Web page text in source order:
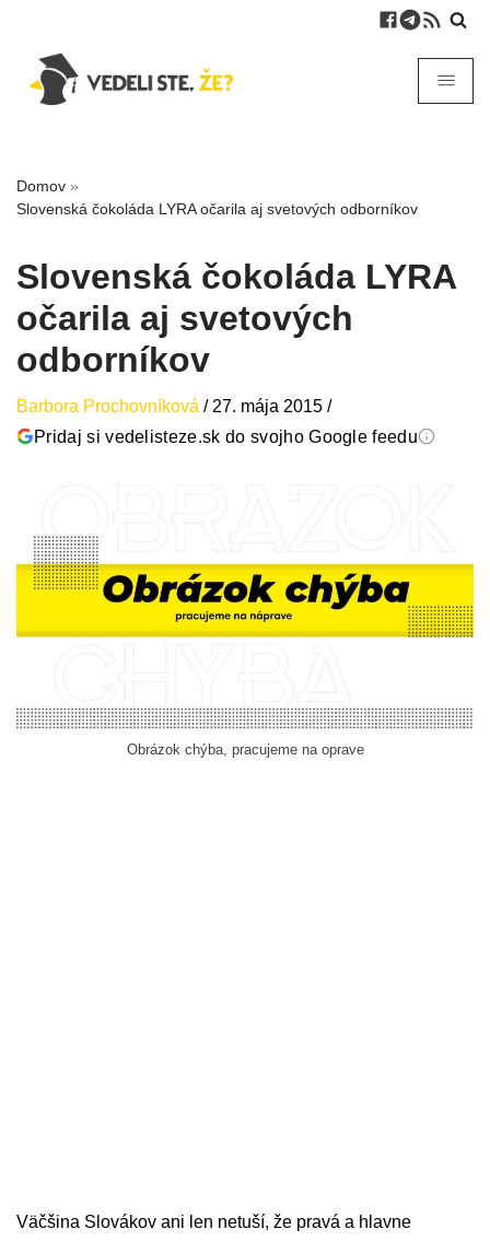
Domov »
Slovenská čokoláda LYRA očarila aj svetových odborníkov
Slovenská čokoláda LYRA
očarila aj svetových
odborníkov
Barbora Prochovníková / 27. mája 2015 /
Pridaj si vedelisteze.sk do svojho Google feedu
Obrázok chýba, pracujeme na oprave
Väčšina Slovákov ani len netuší, že pravá a hlavne